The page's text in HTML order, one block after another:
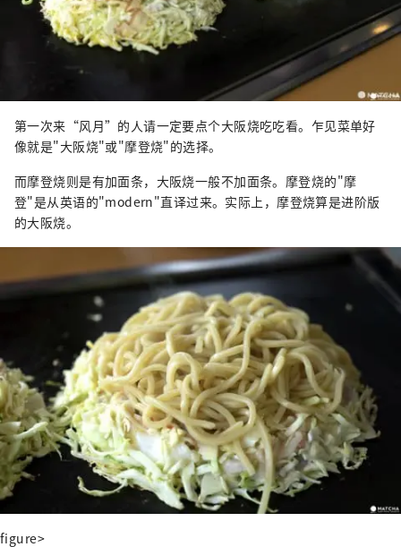
第一次来“风月”的人请一定要点个大阪烧吃吃看。乍见菜单好
像就是"大阪烧"或"摩登烧"的选择。
而摩登烧则是有加面条，大阪烧一般不加面条。摩登烧的"摩
登"是从英语的"modern"直译过来。实际上，摩登烧算是进阶版
的大阪烧。
figure>